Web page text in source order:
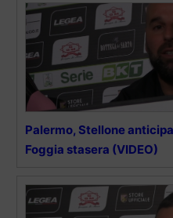
Palermo, Stellone
Foggia stasera (VIDEO)